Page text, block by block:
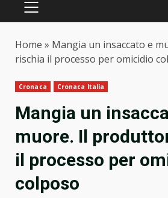
PRIMARY
Home » Mangia un insaccato e
rischia il processo per omicidio
Cronaca Cronaca Italia
Mangia un
muore. Il
il processo per
colposo